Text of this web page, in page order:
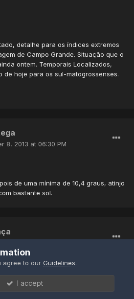
detalhe para os índices extremos
de Campo Grande. Situação que o
ontem. Temporais Localizados,
de hoje para os sul-matogrossenses.
8, 2013 at 06:30 PM
de uma mínima de 10,4 graus, atinjo
bastante sol.
tenho céu claro e 26.9C.
agree to ourGuidelines.
I accept